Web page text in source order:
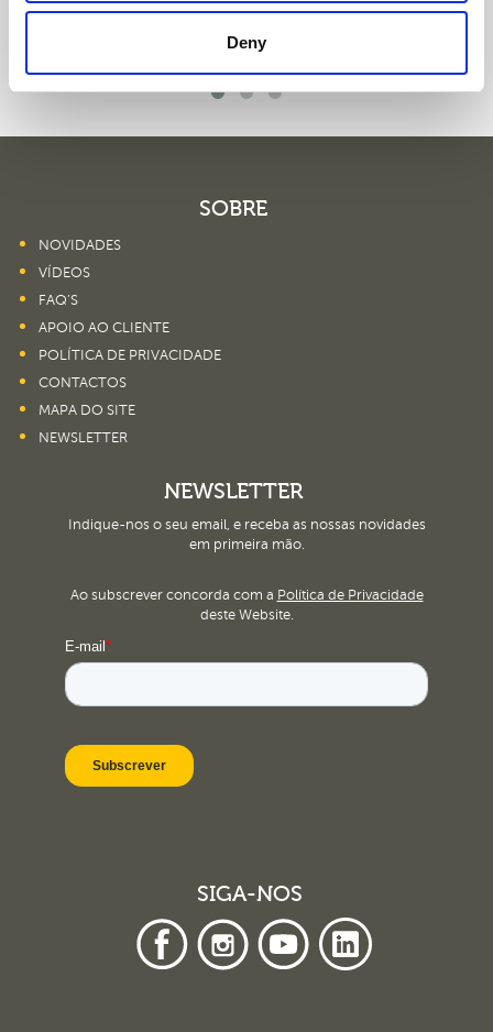
Deny
SOBRE
NOVIDADES
VÍDEOS
FAQ’S
APOIO AO CLIENTE
POLÍTICA DE PRIVACIDADE
CONTACTOS
MAPA DO SITE
NEWSLETTER
NEWSLETTER
Indique-nos o seu email, e receba as nossas novidades
em primeira mão.
Ao subscrever concorda com a Política de Privacidade
deste Website.
SIGA-NOS